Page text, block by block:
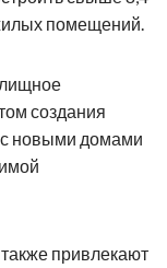
помещений.
создания
новыми домами
привлекают